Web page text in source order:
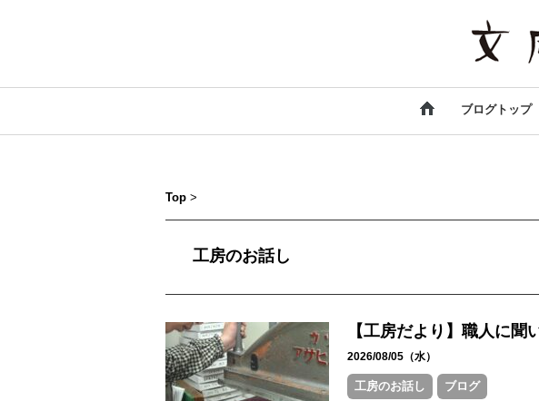
ブログトップ
Top >
工房のお話し
【工房だより】職人に聞
2026/08/05（水）
工房のお話し ブログ